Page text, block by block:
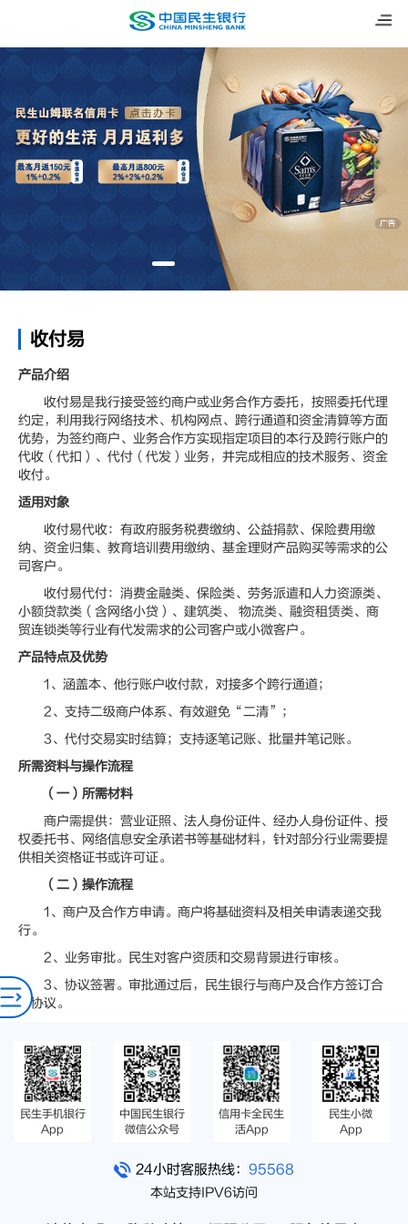
收付易
产品介绍
收付易是我行接受签约商户或业务合作方委托，按照委托代理
约定，利用我行网络技术、机构网点、跨行通道和资金清算等方面
优势，为签约商户、业务合作方实现指定项目的本行及跨行账户的
代收（代扣）、代付（代发）业务，并完成相应的技术服务、资金
收付。
适用对象
收付易代收：有政府服务税费缴纳、公益捐款、保险费用缴
纳、资金归集、教育培训费用缴纳、基金理财产品购买等需求的公
司客户。
收付易代付：消费金融类、保险类、劳务派遣和人力资源类、
小额贷款类（含网络小贷）、建筑类、 物流类、融资租赁类、商
贸连锁类等行业有代发需求的公司客户或小微客户。
产品特点及优势
1、涵盖本、他行账户收付款，对接多个跨行通道；
2、支持二级商户体系、有效避免“二清”；
3、代付交易实时结算；支持逐笔记账、批量并笔记账。
所需资料与操作流程
（一）所需材料
商户需提供：营业证照、法人身份证件、经办人身份证件、授
权委托书、网络信息安全承诺书等基础材料，针对部分行业需要提
供相关资格证书或许可证。
（二）操作流程
1、商户及合作方申请。商户将基础资料及相关申请表递交我
行。
2、业务审批。民生对客户资质和交易背景进行审核。
3、协议签署。审批通过后，民生银行与商户及合作方签订合
作协议。
民生手机银行
App
中国民生银行
微信公众号
信用卡全民生
活App
民生小微
App
24小时客服热线： 95568
本站支持IPV6访问